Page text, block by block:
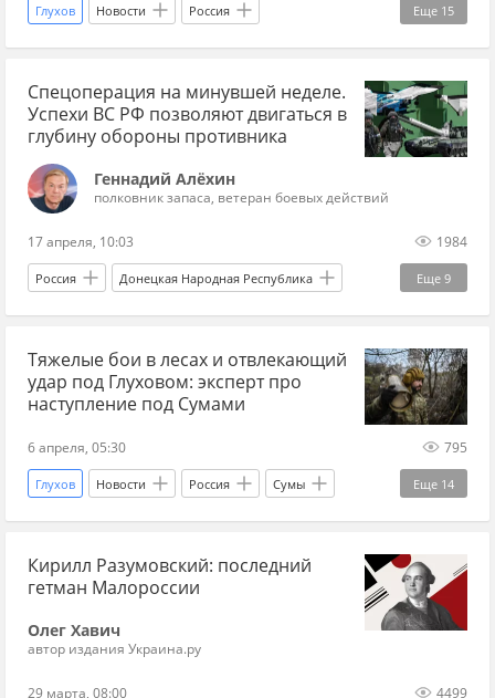
Еще 15
Глухов Новости Россия
Харьковская область Геннадий Алехин
Украина.ру Вооруженные силы Украины
Харьков Харьков новости
Новости Харькова наступление на Сумы
Сумы
Спецоперация
дзен новости СВО
Спецоперация на минувшей неделе.
Успехи ВС РФ позволяют двигаться в
глубину обороны противника
Геннадий Алёхин
полковник запаса, ветеран боевых действий
17 апреля, 10:03 1984
Еще 9
Россия Донецкая Народная Республика
Константиновка Юрий Грабовский
Вооруженные силы Украины Роснефть
ВВС Эксклюзив Спецоперация
Тяжелые бои в лесах и отвлекающий
удар под Глуховом: эксперт про
наступление под Сумами
6 апреля, 05:30 795
Еще 14
Глухов Новости Россия Сумы
Украина.ру Главные новости главное
СВО новости СВО сейчас
новости СВО Россия
новости СВО прогнозы СВО
Кирилл Разумовский: последний
гетман Малороссии
Олег Хавич
автор издания Украина.ру
29 марта, 08:00 4499